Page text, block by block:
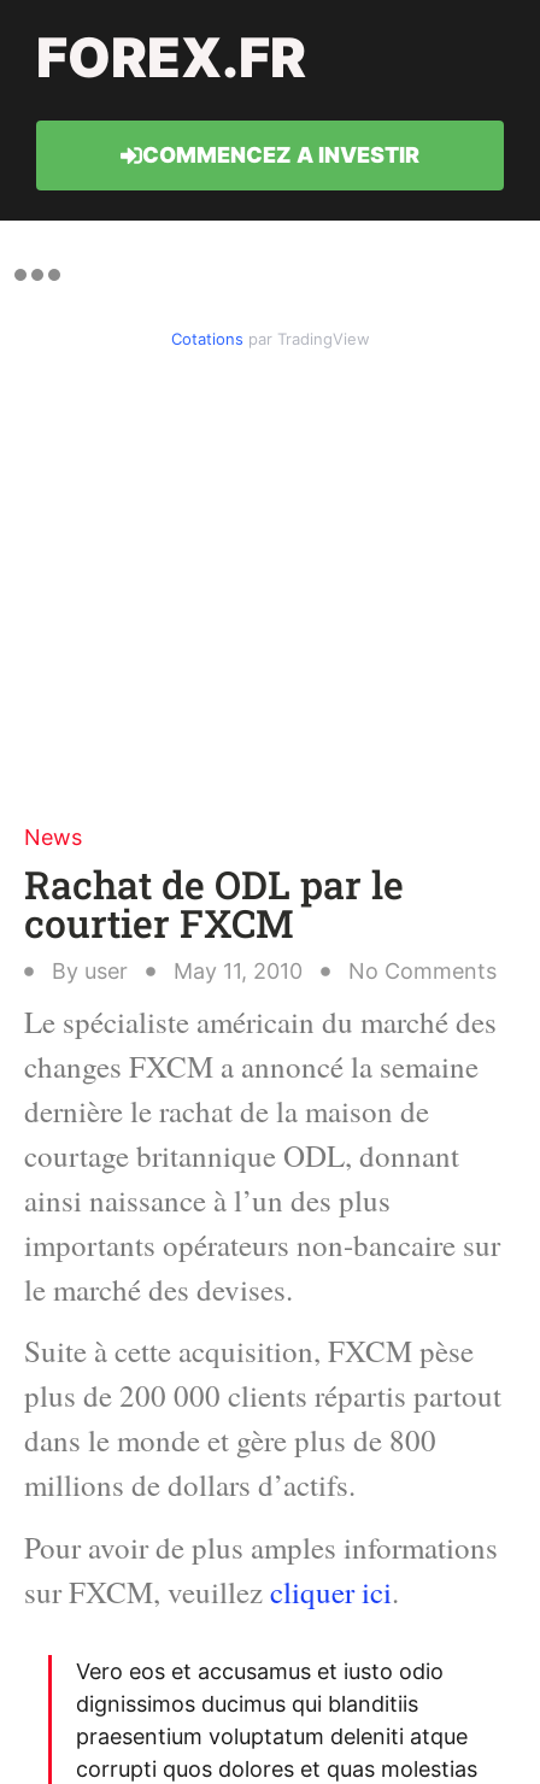
FOREX.FR
COMMENCEZ A INVESTIR
Cotations par TradingView
News
Rachat de ODL par le
courtier FXCM
By user May 11, 2010 No Comments
Le spécialiste américain du marché des
changes FXCM a annoncé la semaine
dernière le rachat de la maison de
courtage britannique ODL, donnant
ainsi naissance à l’un des plus
importants opérateurs non-bancaire sur
le marché des devises.
Suite à cette acquisition, FXCM pèse
plus de 200 000 clients répartis partout
dans le monde et gère plus de 800
millions de dollars d’actifs.
Pour avoir de plus amples informations
sur FXCM, veuillezcliquer ici.
Vero eos et accusamus et iusto odio
dignissimos ducimus qui blanditiis
praesentium voluptatum deleniti atque
corrupti quos dolores et quas molestias